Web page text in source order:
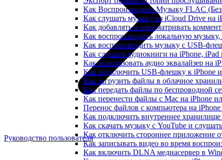
Как Воспроизводить Музыку FLAC
Как слушать музыку из iCloud Drive на
Как добавлять и просматривать
Как воспроизводить локальную
Как воспроизводить музыку с USB-
Как слушать аудиокниги на iPhone,
Как использовать аудио эквалайзер на
Как подключить USB-флешку к iPhone
Как загрузить файлы в облачное
Как передать файлы по беспроводной
Как перенести файлы с Mac на iPhone
Перенос файлов с компьютера на
Как подключить внутреннее
Как скачать музыку с YouTube и
Как отключить стороннее приложение
Как записывать видео во время
Как включить DLNA медиасервер в
Руководство пользователя